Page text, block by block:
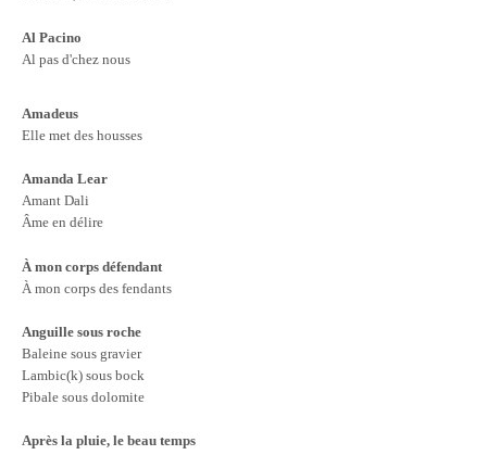
Al Pacino
Al pas d'chez nous
Amadeus
Elle met des housses
Amanda Lear
Amant Dali
Âme en délire
À mon corps défendant
À mon corps des fendants
Anguille sous roche
Baleine sous gravier
Lambic(k) sous bock
Pibale sous dolomite
Après la pluie, le beau temps